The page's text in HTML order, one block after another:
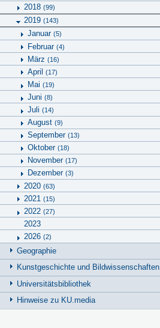
2018 (99)
2019 (143)
Januar (5)
Februar (4)
März (16)
April (17)
Mai (19)
Juni (8)
Juli (14)
August (9)
September (13)
Oktober (18)
November (17)
Dezember (3)
2020 (63)
2021 (15)
2022 (27)
2023
2026 (2)
Geographie
Kunstgeschichte und Bildwissenschaften
Universitätsbibliothek
Hinweise zu KU.media